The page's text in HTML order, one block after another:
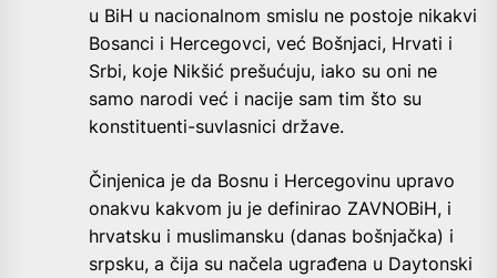
u BiH u nacionalnom smislu ne postoje nikakvi
Bosanci i Hercegovci, već Bošnjaci, Hrvati i
Srbi, koje Nikšić prešućuju, iako su oni ne
samo narodi već i nacije sam tim što su
konstituenti-suvlasnici države.
Činjenica je da Bosnu i Hercegovinu upravo
onakvu kakvom ju je definirao ZAVNOBiH, i
hrvatsku i muslimansku (danas bošnjačka) i
srpsku, a čija su načela ugrađena u Daytonski